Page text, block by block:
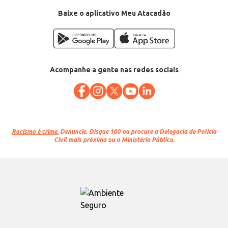
Baixe o aplicativo Meu Atacadão
Acompanhe a gente nas redes sociais
Racismo é crime. Denuncie. Disque 100 ou procure a Delegacia de Polícia
Civil mais próxima ou o Ministério Público.